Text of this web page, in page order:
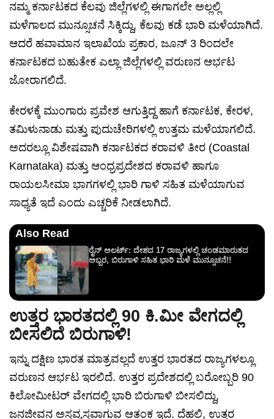
ನಮ್ಮ ಕರ್ನಾಟಕದ ಕೆಲವು ಜಿಲ್ಲೆಗಳಲ್ಲಿ ಈಗಾಗಲೇ ಅಲ್ಲಲ್ಲಿ
ಮಳೆಗಾಲದ ಮುನ್ಸೂಚನೆ ಸಿಕ್ಕಿದ್ದು, ಕೆಲವು ಕಡೆ ಭಾರಿ ಮಳೆಯಾಗಿದೆ.
ಆದರೆ ಹವಾಮಾನ ಇಲಾಖೆಯ ಪ್ರಕಾರ, ಜೂನ್ 3 ರಿಂದಲೇ
ಕರ್ನಾಟಕದ ಬಹುತೇಕ ಎಲ್ಲಾ ಜಿಲ್ಲೆಗಳಲ್ಲಿ ವರುಣನ ಆರ್ಭಟ
ಜೋರಾಗಲಿದೆ.
ಕೇರಳಕ್ಕೆ ಮುಂಗಾರು ಪ್ರವೇಶ ಆಗುತ್ತಿದ್ದ ಹಾಗೆ ಕರ್ನಾಟಕ, ಕೇರಳ,
ತಮಿಳುನಾಡು ಮತ್ತು ಪುದುಚೇರಿಗಳಲ್ಲಿ ಉತ್ತಮ ಮಳೆಯಾಗಲಿದೆ.
ಅದರಲ್ಲೂ ವಿಶೇಷವಾಗಿ ಕರ್ನಾಟಕದ ಕರಾವಳಿ ತೀರ (Coastal
Karnataka) ಮತ್ತು ಆಂಧ್ರಪ್ರದೇಶದ ಕರಾವಳಿ ಹಾಗೂ
ರಾಯಲಸೀಮಾ ಭಾಗಗಳಲ್ಲಿ ಭಾರಿ ಗಾಳಿ ಸಹಿತ ಮಳೆಯಾಗುವ
ಸಾಧ್ಯತೆ ಇದೆ ಎಂದು ಎಚ್ಚರಿಕೆ ನೀಡಲಾಗಿದೆ.
Also Read
ರೈನ್ ಅಲರ್ಟ್: ದೇಶದ 17 ರಾಜ್ಯಗಳಲ್ಲಿ ಚಂಡಮಾರುತದ
ಅಬ್ಬರ, ಬಿರುಗಾಳಿ ಸಹಿತ ಭಾರಿ ಮಳೆ ಮುನ್ಸೂಚನೆ!!
ಉತ್ತರ ಭಾರತದಲ್ಲಿ 90 ಕಿ.ಮೀ ವೇಗದಲ್ಲಿ
ಬೀಸಲಿದೆ ಬಿರುಗಾಳಿ!
ಇನ್ನು ದಕ್ಷಿಣ ಭಾರತ ಮಾತ್ರವಲ್ಲದೆ ಉತ್ತರ ಭಾರತದ ರಾಜ್ಯಗಳಲ್ಲೂ
ವರುಣನ ಆರ್ಭಟ ಇರಲಿದೆ. ಉತ್ತರ ಪ್ರದೇಶದಲ್ಲಿ ಬರೋಬ್ಬರಿ 90
ಕಿಲೋಮೀಟರ್ ವೇಗದಲ್ಲಿ ಭಾರಿ ಬಿರುಗಾಳಿ ಬೀಸಲಿದ್ದು,
ಜನಜೀವನ ಅಸ್ತವ್ಯಸ್ತವಾಗುವ ಆತಂಕ ಇದೆ. ದೆಹಲಿ, ಉತ್ತರ